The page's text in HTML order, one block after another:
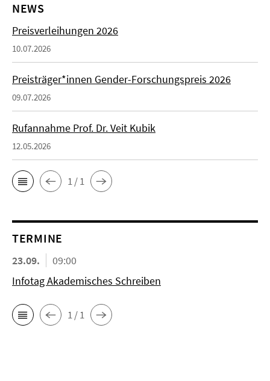
NEWS
Preisverleihungen 2026
10.07.2026
Preisträger*innen Gender-Forschungspreis 2026
09.07.2026
Rufannahme Prof. Dr. Veit Kubik
12.05.2026
1 / 1
TERMINE
23.09.
09:00
Infotag Akademisches Schreiben
1 / 1